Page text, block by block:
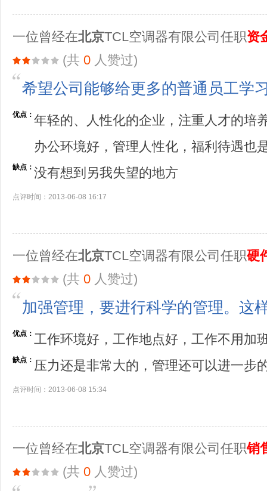
一位曾经在北京TCL空调器有限公司任职资
(共 0 人赞过)
希望公司能够给更多的普通员工学
优点： 年轻的、人性化的企业，注重人才的培
办公环境好，管理人性化，福利待遇也
缺点： 没有想到另我失望的地方
点评时间：2013-06-08 16:17
一位曾经在北京TCL空调器有限公司任职硬
(共 0 人赞过)
加强管理，要进行科学的管理。这
优点： 工作环境好，工作地点好，工作不用加
缺点： 压力还是非常大的，管理还可以进一步
点评时间：2013-06-08 15:34
一位曾经在北京TCL空调器有限公司任职销
(共 0 人赞过)